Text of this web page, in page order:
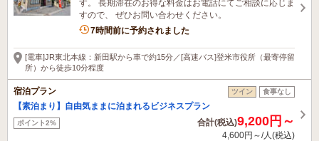
す。 長期滞在のお得な料金はお電話にてご相談に応じま
すので、 ぜひお問い合わせください。
7時間前に予約されました
[電車]JR東北本線：新田駅から車で約15分／[高速バス]登米市役所（最寄停留
所）から徒歩10分程度
宿泊プラン ツイン 食事なし
【素泊まり】自由気ままに泊まれるビジネスプラン
ポイント2% 合計(税込)9,200円～
4,600円～/人(税込)